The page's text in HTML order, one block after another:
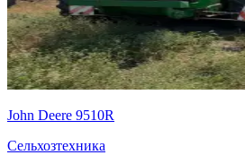
John Deere 9510R
Сельхозтехника